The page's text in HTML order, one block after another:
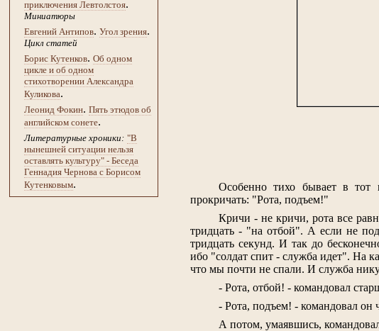
приключения Левтолстоя.
Миниатюры
Евгений Антипов. Угол зрения.
Цикл статей
Борис Кутенков. Об одном
цикле и об одном
стихотворении Александра
Куликова.
Леонид Фокин. Пять этюдов об
английском сонете.
Литературные хроники: "В
нынешней ситуации нельзя
оставлять культуру" - Беседа
Геннадия Чернова с Борисом
Кутенковым.
Особенно тихо бывает в тот
прокричать: "Рота, подъем!"
Кричи - не кричи, рота все
тридцать - "на отбой". А если не
тридцать секунд. И так до
ибо "солдат спит - служба идет". На
что мы почти не спали. И служба
- Рота, отбой! - командовал
- Рота, подъем! - командовал он
А потом, умаявшись,